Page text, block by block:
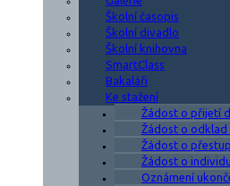
Školní časopis
Školní divadlo
Školní knihovna
SmartClass
Bakaláři
Ke stažení
Žádost o přijetí
Žádost o odklad
Žádost o
Žádost o
Oznámení